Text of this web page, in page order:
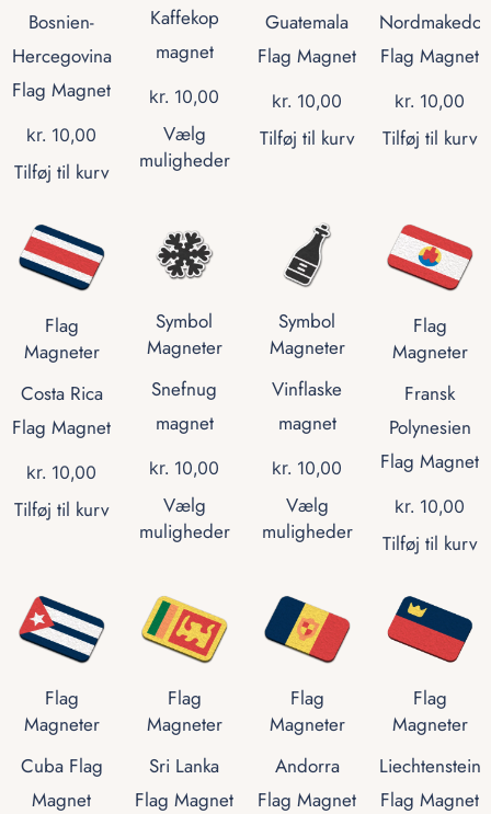
Bosnien-
Hercegovina
Flag Magnet
kr. 10,00
Tilføj til kurv
Kaffekop
magnet
kr. 10,00
Vælg
muligheder
Guatemala
Flag Magnet
kr. 10,00
Tilføj til kurv
Flag Magnet
kr. 10,00
Tilføj til kurv
Flag
Magneter
Costa Rica
Flag Magnet
kr. 10,00
Tilføj til kurv
Symbol
Magneter
Snefnug
magnet
kr. 10,00
Vælg
muligheder
Symbol
Magneter
Vinflaske
magnet
kr. 10,00
Vælg
muligheder
Flag
Magneter
Fransk
Polynesien
Flag Magnet
kr. 10,00
Tilføj til kurv
Flag
Magneter
Cuba Flag
Magnet
Flag
Magneter
Sri Lanka
Flag Magnet
Flag
Magneter
Andorra
Flag Magnet
Flag
Magneter
Liechtenstein
Flag Magnet